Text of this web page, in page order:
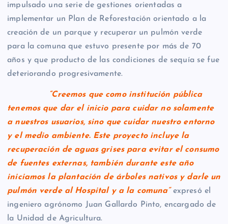
impulsado una serie de gestiones orientadas a
implementar un Plan de Reforestación orientado a la
creación de un parque y recuperar un pulmón verde
para la comuna que estuvo presente por más de 70
años y que producto de las condiciones de sequía se fue
deteriorando progresivamente.
“Creemos que como institución pública
tenemos que dar el inicio para cuidar no solamente
a nuestros usuarios, sino que cuidar nuestro entorno
y el medio ambiente. Este proyecto incluye la
recuperación de aguas grises para evitar el consumo
de fuentes externas, también durante este año
iniciamos la plantación de árboles nativos y darle un
pulmón verde al Hospital y a la comuna” expresó el
ingeniero agrónomo Juan Gallardo Pinto, encargado de
la Unidad de Agricultura.